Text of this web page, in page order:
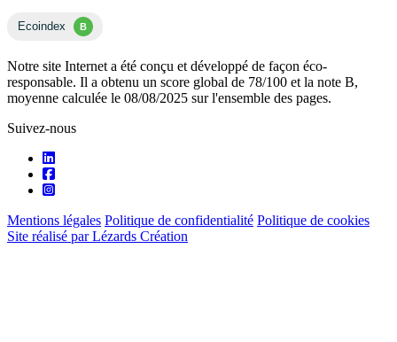
Ecoindex B
Notre site Internet a été conçu et développé de façon éco-
responsable. Il a obtenu un score global de 78/100 et la note B,
moyenne calculée le 08/08/2025 sur l'ensemble des pages.
Suivez-nous
Mentions légales Politique de confidentialité Politique de cookies
Site réalisé par Lézards Création